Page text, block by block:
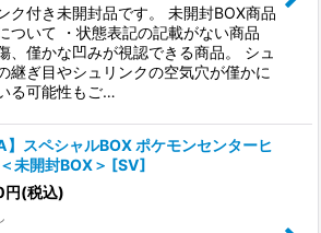
ク付き未開封品です。 未開封BOX商品
ついて ・状態表記の記載がない商品
、僅かな凹みが視認できる商品。 シュ
継ぎ目やシュリンクの空気穴が僅かに
る可能性もご…
】スペシャルBOX ポケモンセンターヒ
未開封BOX＞ [SV]
円(税込)